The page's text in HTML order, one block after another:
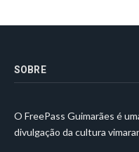
SOBRE
O FreePass Guimarães é
divulgação da cultura